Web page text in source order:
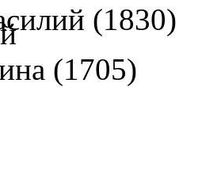
(1830)
(1705)